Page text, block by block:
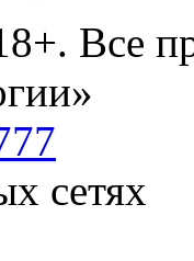
Все
сетях